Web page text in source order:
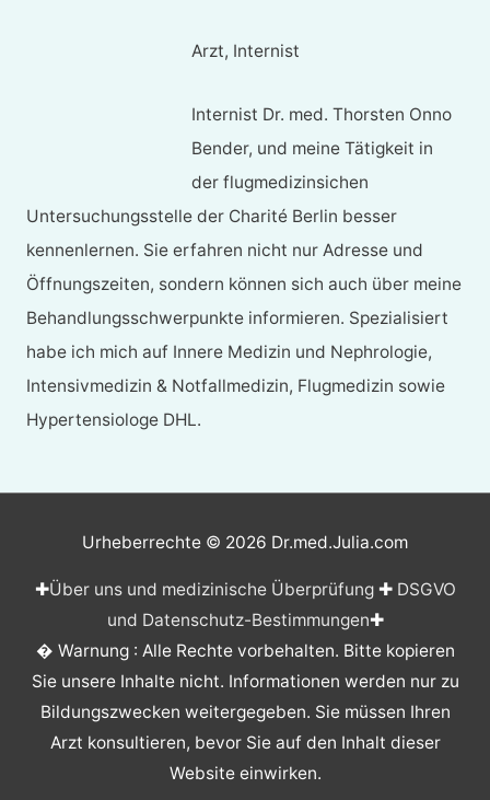
Arzt, Internist
Internist Dr. med. Thorsten Onno
Bender, und meine Tätigkeit in
der flugmedizinsichen
Untersuchungsstelle der Charité Berlin besser
kennenlernen. Sie erfahren nicht nur Adresse und
Öffnungszeiten, sondern können sich auch über meine
Behandlungsschwerpunkte informieren. Spezialisiert
habe ich mich auf Innere Medizin und Nephrologie,
Intensivmedizin & Notfallmedizin, Flugmedizin sowie
Hypertensiologe DHL.
Urheberrechte © 2026 Dr.med.Julia.com
✚Über uns und medizinische Überprüfung✚ DSGVO
und Datenschutz-Bestimmungen✚
� Warnung : Alle Rechte vorbehalten. Bitte kopieren
Sie unsere Inhalte nicht. Informationen werden nur zu
Bildungszwecken weitergegeben. Sie müssen Ihren
Arzt konsultieren, bevor Sie auf den Inhalt dieser
Website einwirken.